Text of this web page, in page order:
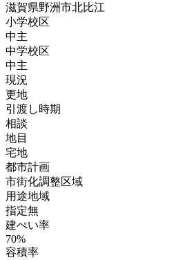
滋賀県野洲市北比江
小学校区
中主
中学校区
中主
現況
更地
引渡し時期
相談
地目
宅地
都市計画
市街化調整区域
用途地域
指定無
建ぺい率
70%
容積率